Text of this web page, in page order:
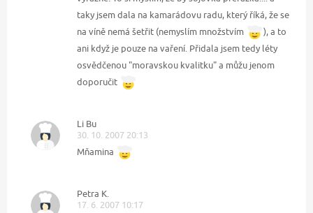
taky jsem dala na kamarádovu radu, který říká, že se
na víně nemá šetřit (nemyslím množstvím
), a to
ani když je pouze na vaření. Přidala jsem tedy léty
osvědčenou "moravskou kvalitku" a můžu jenom
doporučit
Li Bu
30. 10. 2007 20:13
Mňamina
Petra K.
17. 6. 2007 10:17